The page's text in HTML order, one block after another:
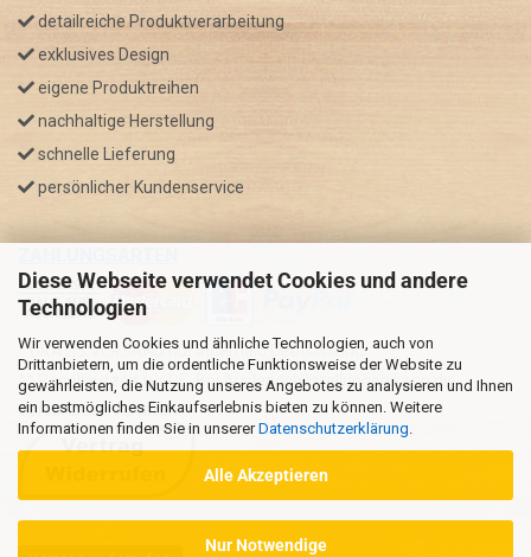
Diese Webseite verwendet Cookies und andere
Technologien
Wir verwenden Cookies und ähnliche Technologien, auch von
Drittanbietern, um die ordentliche Funktionsweise der Website zu
gewährleisten, die Nutzung unseres Angebotes zu analysieren und Ihnen
ein bestmögliches Einkaufserlebnis bieten zu können. Weitere
Informationen finden Sie in unsererDatenschutzerklärung
Alle Akzeptieren
Nur Notwendige
detailreiche Produktverarbeitung
exklusives Design
eigene Produktreihen
nachhaltige Herstellung
schnelle Lieferung
persönlicher Kundenservice
* GRATIS VERSAND nur innerhalb Deutschland
** Regellaufzeit für DE, Bei Auslandsbestellungen kann die
Versandzeit variieren.